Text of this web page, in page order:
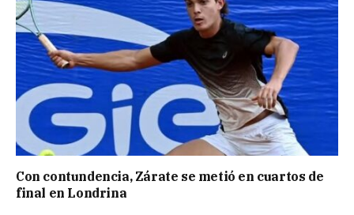
Con contundencia, Zárate se metió en cuartos de
final en Londrina